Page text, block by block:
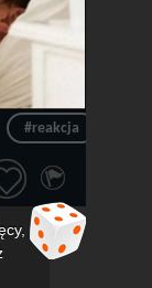
#reakcja